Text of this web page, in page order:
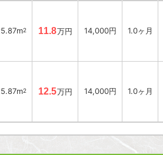
2 11.8万円 14,000円 1.0ヶ月
2 12.5万円 14,000円 1.0ヶ月